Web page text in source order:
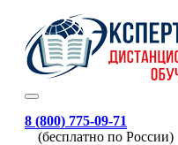
8 (800) 775-09-71
(бесплатно по России)